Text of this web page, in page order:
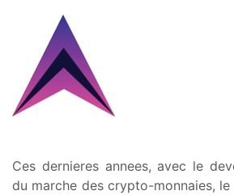
Ces dernieres annees, avec le
du marche des crypto-monnaies,